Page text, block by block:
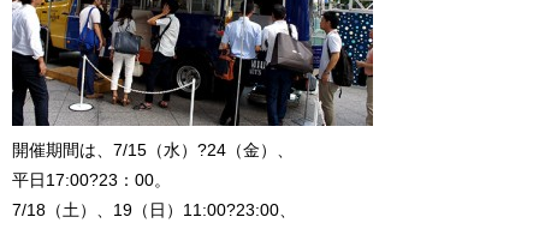
開催期間は、7/15（水）?24（金）、
平日17:00?23：00。
7/18（土）、19（日）11:00?23:00、